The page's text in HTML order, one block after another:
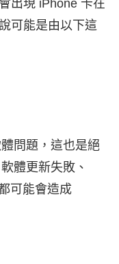
出現 iPhone 卡在
可能是由以下這
問題，這也是絕
體更新失敗、
可能會造成